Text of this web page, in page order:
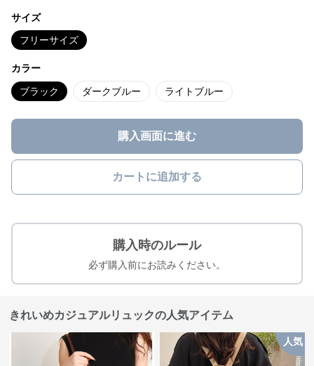
サイズ
フリーサイズ
カラー
ブラック ダークブルー ライトブルー
購入画面に進む
カートに追加する
購入時のルール
必ず購入前にお読みください。
きれいめカジュアルリュックの人気アイテム
人気